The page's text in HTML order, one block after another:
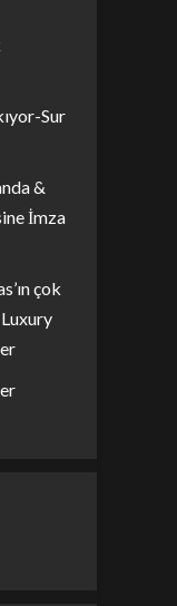
Sur
&
İmza
çok